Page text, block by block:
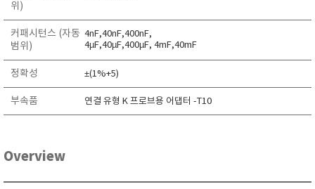
위)
커패시턴스 (자동
범위)
4nF,40nF,400nF,
4µF,40µF,400µF, 4mF,40mF
정확성 ±(1%+5)
부속품 연결 유형 K 프로브용 어댑터 -T10
Overview